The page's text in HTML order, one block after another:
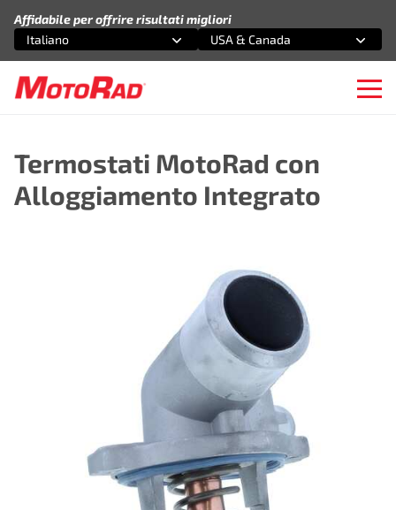
Affidabile per offrire risultati migliori
Seleziona un'opzione
Italiano
Seleziona un'opzione
USA & Canada
Termostati MotoRad con
Alloggiamento Integrato